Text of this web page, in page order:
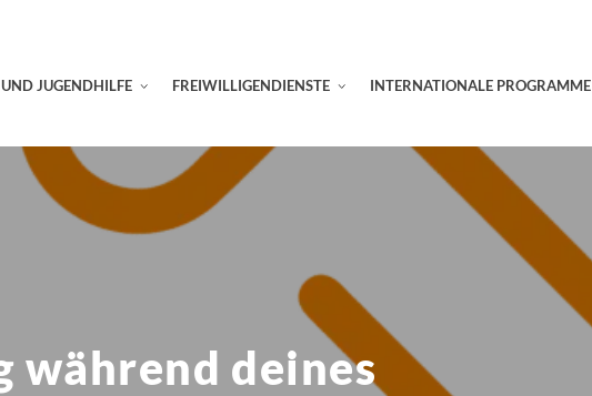
JUGENDHILFE FREIWILLIGENDIENSTE INTERNATIONALE PROGRAMME
während deines